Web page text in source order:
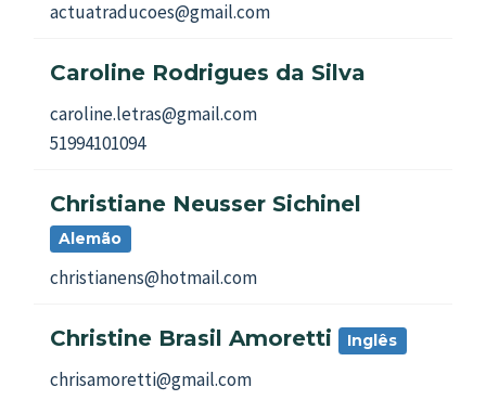
actuatraducoes@gmail.com
Caroline Rodrigues da Silva
caroline.letras@gmail.com
51994101094
Christiane Neusser Sichinel
Alemão
christianens@hotmail.com
Christine Brasil Amoretti Inglês
chrisamoretti@gmail.com